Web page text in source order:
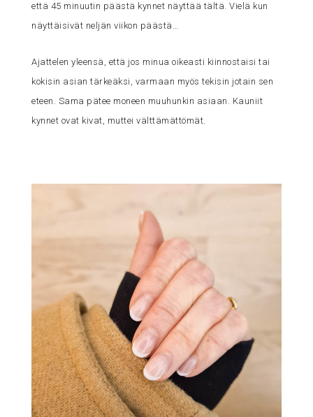
että 45 minuutin päästä kynnet näyttää tältä. Vielä kun
näyttäisivät neljän viikon päästä…
Ajattelen yleensä, että jos minua oikeasti kiinnostaisi tai
kokisin asian tärkeäksi, varmaan myös tekisin jotain sen
eteen. Sama pätee moneen muuhunkin asiaan. Kauniit
kynnet ovat kivat, muttei välttämättömät.